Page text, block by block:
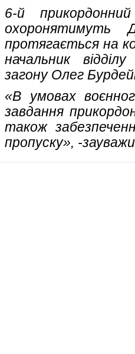
6-й
охоронятимуть
протягається на
начальник
загону Олег
«В умовах
завдання
також
пропуску», -